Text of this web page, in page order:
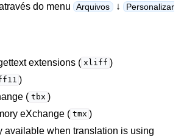
de configuração
do menu
Arquivos ↓
Personalizar
extensions ( xliff )
)
( tbx )
eXchange ( tmx )
available when translation is using